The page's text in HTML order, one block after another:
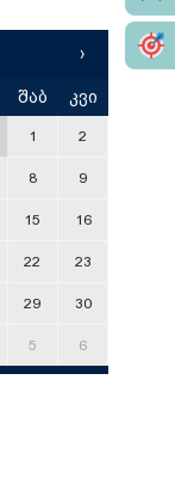
›
შაბ კვი
1 2
8 9
15 16
22 23
29 30
5 6